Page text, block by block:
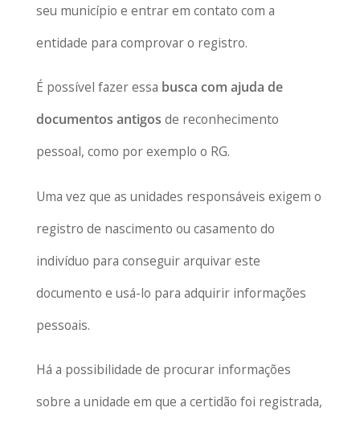
seu município e entrar em contato com a
entidade para comprovar o registro.
É possível fazer essa busca com ajuda de
documentos antigos de reconhecimento
pessoal, como por exemplo o RG.
Uma vez que as unidades responsáveis exigem o
registro de nascimento ou casamento do
indivíduo para conseguir arquivar este
documento e usá-lo para adquirir informações
pessoais.
Há a possibilidade de procurar informações
sobre a unidade em que a certidão foi registrada,